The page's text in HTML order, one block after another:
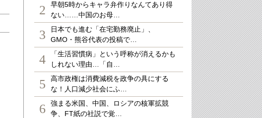
2
早朝5時からキャラ弁作りなんてあり得
ない……中国のお母…
3
日本でも進む「在宅勤務廃止」、
GMO・熊谷代表の投稿で…
4
「生活習慣病」という呼称が消えるかも
しれない理由…「自…
5
高市政権は消費減税を政争の具にする
な！人口減少社会にふ…
6
強まる米国、中国、ロシアの核軍拡競
争、FT紙の社説で覚…